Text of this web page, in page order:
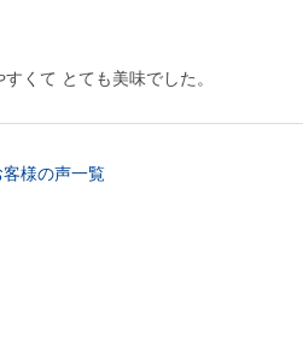
くて とても美味でした。
客様の声一覧